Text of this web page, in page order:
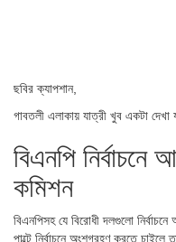
ছবির ক্যাপশান,
গাবতলী এলাকায় যাত্রী খুব একটা দেখা
বিএনপি নির্বাচনে
কমিশন
বিএনপিসহ যে বিরোধী দলগুলো
পাল্টে নির্বাচনে অংশগ্রহণ করতে চাইলে